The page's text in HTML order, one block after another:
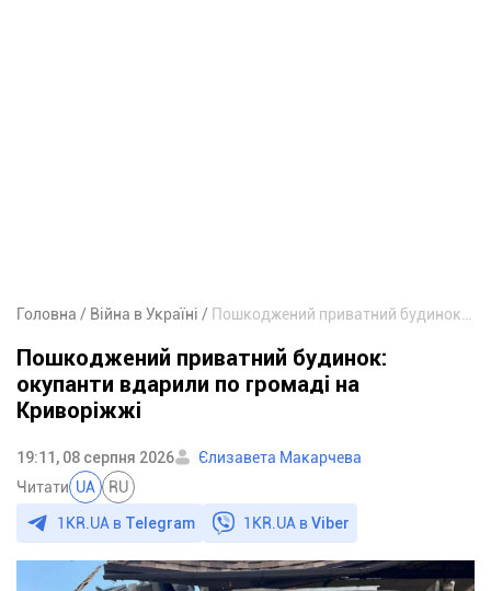
Головна Війна в Україні
Пошкоджений приватний будинок:
окупанти вдарили по громаді на
Криворіжжі
19:11, 08 серпня 2026
Єлизавета Макарчева
Читати UA RU
1KR.UA в Telegram 1KR.UA вViber